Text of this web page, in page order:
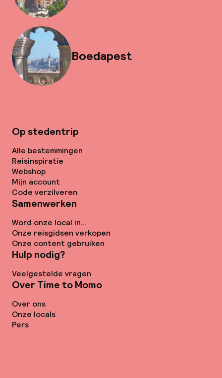
Boedapest
Op stedentrip
Alle bestemmingen
Reisinspiratie
Webshop
Mijn account
Code verzilveren
Samenwerken
Word onze local in...
Onze reisgidsen verkopen
Onze content gebruiken
Hulp nodig?
Veelgestelde vragen
Over Time to Momo
Over ons
Onze locals
Pers